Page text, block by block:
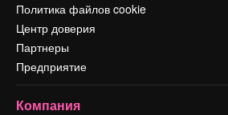
Политика файлов cookie
Центр доверия
Партнеры
Предприятие
Компания